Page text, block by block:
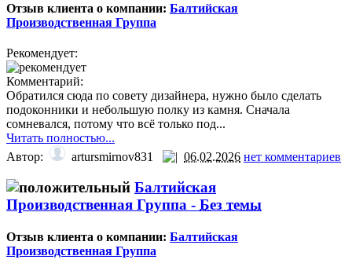
Отзыв клиента о компании: Балтийская
Производственная Группа
Рекомендует:
Комментарий:
Обратился сюда по совету дизайнера, нужно было сделать
подоконники и небольшую полку из камня. Сначала
сомневался, потому что всё только под...
Читать полностью...
Автор:
artursmirnov831 06.02.2026 нет комментариев
Балтийская
Производственная Группа - Без темы
Отзыв клиента о компании: Балтийская
Производственная Группа